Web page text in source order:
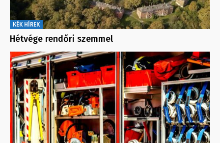
KÉK HÍREK
Hétvége rendőri szemmel